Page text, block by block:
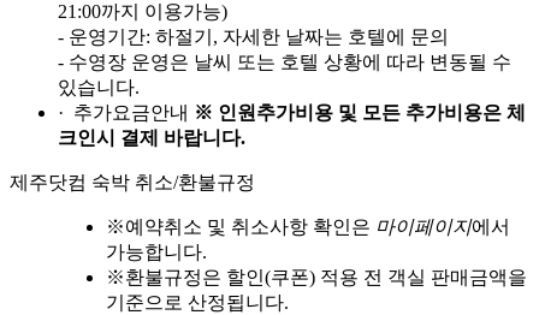
21:00까지 이용가능)
- 운영기간: 하절기, 자세한 날짜는 호텔에 문의
- 수영장 운영은 날씨 또는 호텔 상황에 따라 변동될 수
있습니다.
· 추가요금안내 ※ 인원추가비용 및 모든 추가비용은 체
크인시 결제 바랍니다.
제주닷컴 숙박 취소/환불규정
※예약취소 및 취소사항 확인은 마이페이지에서
가능합니다.
※환불규정은 할인(쿠폰) 적용 전 객실 판매금액을
기준으로 산정됩니다.